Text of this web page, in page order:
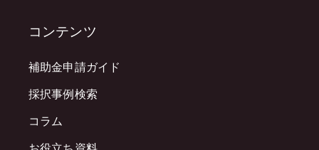
コンテンツ
補助金申請ガイド
採択事例検索
コラム